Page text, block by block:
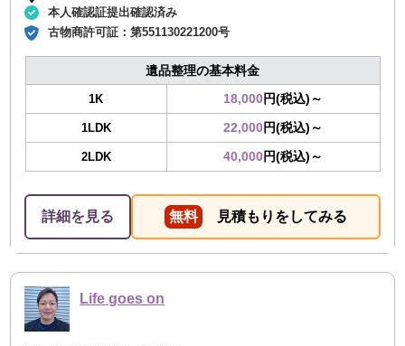
本人確認証提出確認済み
古物商許可証：第551130221200号
遺品整理の基本料金
1K 18,000円(税込)～
1LDK 22,000円(税込)～
2LDK 40,000円(税込)～
詳細を見る 無料 見積もりをしてみる
Life goes on